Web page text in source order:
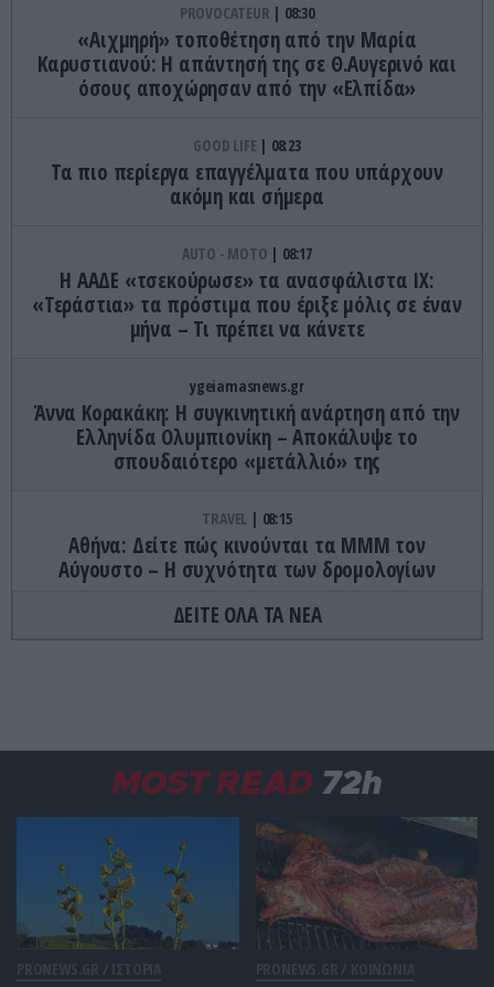
PROVOCATEUR 08:30
«Αιχμηρή» τοποθέτηση από την Μαρία
Καρυστιανού: Η απάντησή της σε Θ.Αυγερινό και
όσους αποχώρησαν από την «Ελπίδα»
GOOD LIFE 08:23
Τα πιο περίεργα επαγγέλματα που υπάρχουν
ακόμη και σήμερα
AUTO - MOTO 08:17
H AAΔΕ «τσεκούρωσε» τα ανασφάλιστα ΙΧ:
«Τεράστια» τα πρόστιμα που έριξε μόλις σε έναν
μήνα – Τι πρέπει να κάνετε
ygeiamasnews.gr
Άννα Κορακάκη: Η συγκινητική ανάρτηση από την
Ελληνίδα Ολυμπιονίκη – Αποκάλυψε το
σπουδαιότερο «μετάλλιό» της
TRAVEL 08:15
Αθήνα: Δείτε πώς κινούνται τα ΜΜΜ τον
Αύγουστο – Η συχνότητα των δρομολογίων
ΕΣΩΤΕΡΙΚΗ ΑΣΦΑΛΕΙΑ 08:07
Νιου Τζέρσεϊ: Μαχητικά F-16 αναχαίτισαν δύο
πολιτικά αεροσκάφη κοντά σε γκολφ κλαμπ του
Ν.Τραμπ!
ΘΡΗΣΚΕΙΑ 08:01
Άγιοι Λαυρέντιος, Πάπας Ξύστος και Ιππόλυτος:
Τα φρικτά βασανιστήρια που υπέστησαν από
ΔΕΙΤΕ ΟΛΑ ΤΑ ΝΕΑ
MOST READ 72h